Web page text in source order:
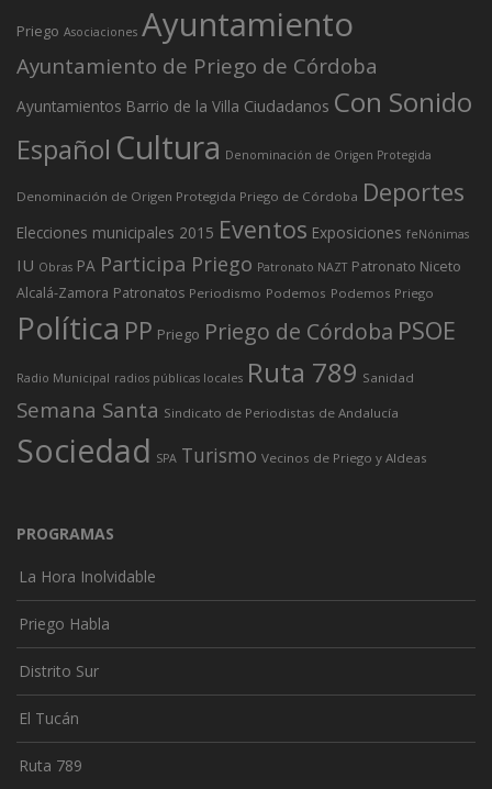
Priego Asociaciones Ayuntamiento
Ayuntamiento de Priego de Córdoba
Ayuntamientos Barrio de la Villa Ciudadanos Con Sonido
Español Cultura Denominación de Origen Protegida
Denominación de Origen Protegida Priego de Córdoba Deportes
Elecciones municipales 2015 Eventos Exposiciones feNónimas
IU Obras PA Participa Priego Patronato NAZT Patronato Niceto
Alcalá-Zamora Patronatos Periodismo Podemos Podemos Priego
Política PP Priego Priego de Córdoba PSOE
Radio Municipal radios públicas locales Ruta 789 Sanidad
Semana Santa Sindicato de Periodistas de Andalucía
Sociedad SPA Turismo Vecinos de Priego y Aldeas
PROGRAMAS
La Hora Inolvidable
Priego Habla
Distrito Sur
El Tucán
Ruta 789